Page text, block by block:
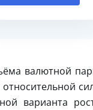
валютной
варианта